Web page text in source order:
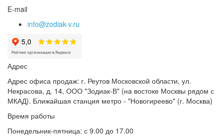
E-mail
info@zodiak-v.ru
Адрес
Адрес офиса продаж: г. Реутов Московской области, ул.
Некрасова, д. 14, ООО "Зодиак-В" (на востоке Москвы рядом с
МКАД). Ближайшая станция метро - "Новогиреево" (г. Москва)
Время работы
Понедельник-пятница: с 9.00 до 17.00